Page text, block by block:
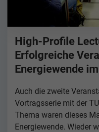
High-Profile
Erfolgreiche
Energiewende
Auch die zweite
Vortragsserie mit der
Thema waren dieses
Energiewende. Wieder